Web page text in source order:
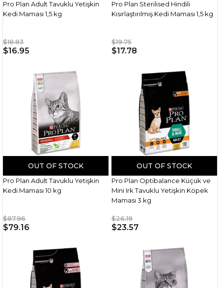
Pro Plan Adult Tavuklu Yetişkin
Kedi Maması 1,5 kg
$18.83
$16.95
Pro Plan Sterilised Hindili
Kısırlaştırılmış Kedi Maması 1,5 kg
$19.75
$17.78
OUT OF STOCK
Pro Plan Adult Tavuklu Yetişkin
Kedi Maması 10 kg
$87.96
$79.16
OUT OF STOCK
Pro Plan Optibalance Küçük ve
Mini Irk Tavuklu Yetişkin Köpek
Maması 3 kg
$26.19
$23.57